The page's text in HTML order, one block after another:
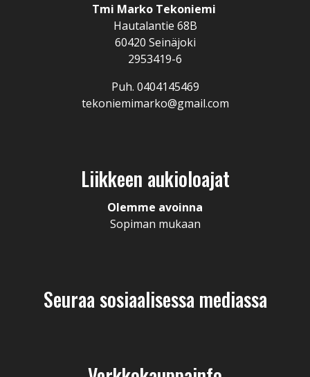
Tmi Marko Tekoniemi
Hautalantie 68B
60420 Seinäjoki
2953419-6
Puh. 0404145469
tekoniemimarko@gmail.com
Liikkeen aukioloajat
Olemme avoinna
Sopiman mukaan
Seuraa sosiaalisessa mediassa